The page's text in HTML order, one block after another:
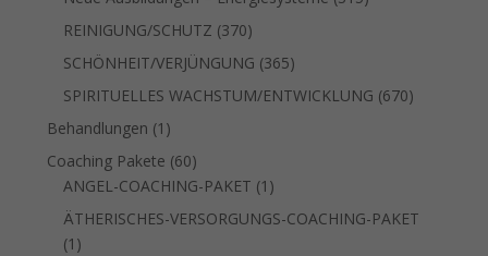
REINIGUNG/SCHUTZ 370370
Produkte
SCHÖNHEIT/VERJÜNGUNG 365365
Produkte
SPIRITUELLES WACHSTUM/ENTWICKLUNG 670670
Behandlungen 1 1
Produkt
Coaching Pakete 6060
Produkte
ANGEL-COACHING-PAKET 1 1
Produkt
ÄTHERISCHES-VERSORGUNGS-COACHING-PAKET
1 1